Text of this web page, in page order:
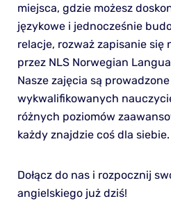
miejsca, gdzie możesz
językowe i jednocześnie
relacje, rozważ zapisanie się
przez NLS Norwegian
Nasze zajęcia są
wykwalifikowanych
różnych poziomów
każdy znajdzie coś dla siebie.
Dołącz do nas i rozpocznij
angielskiego już dziś!